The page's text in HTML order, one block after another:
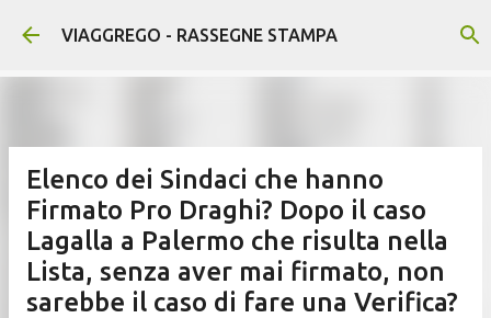
Passa ai contenuti principali
VIAGGREGO - RASSEGNE STAMPA
Elenco dei Sindaci che hanno
Firmato Pro Draghi? Dopo il caso
Lagalla a Palermo che risulta nella
Lista, senza aver mai firmato, non
sarebbe il caso di fare una Verifica?